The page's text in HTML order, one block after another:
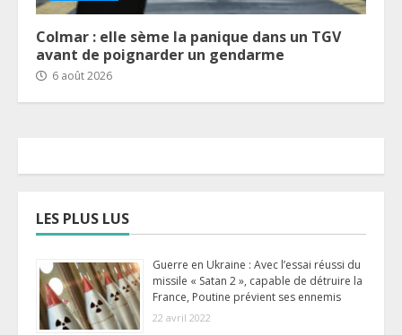
Colmar : elle sème la panique dans un TGV
avant de poignarder un gendarme
6 août 2026
LES PLUS LUS
Guerre en Ukraine : Avec l’essai réussi du
missile « Satan 2 », capable de détruire la
France, Poutine prévient ses ennemis
22 avril 2022